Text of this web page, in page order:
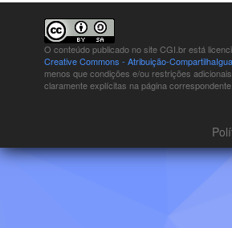
O conteúdo publicado no site CGI.br está
Creative Commons - Atribuição-
menos que condições e/ou restrições
claramente explícitas na página correspondente.